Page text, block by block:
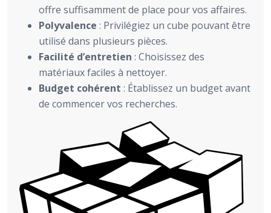
offre suffisamment de place pour vos affaires.
Polyvalence : Privilégiez un cube pouvant être
utilisé dans plusieurs pièces.
Facilité d’entretien : Choisissez des
matériaux faciles à nettoyer.
Budget cohérent : Établissez un budget avant
de commencer vos recherches.